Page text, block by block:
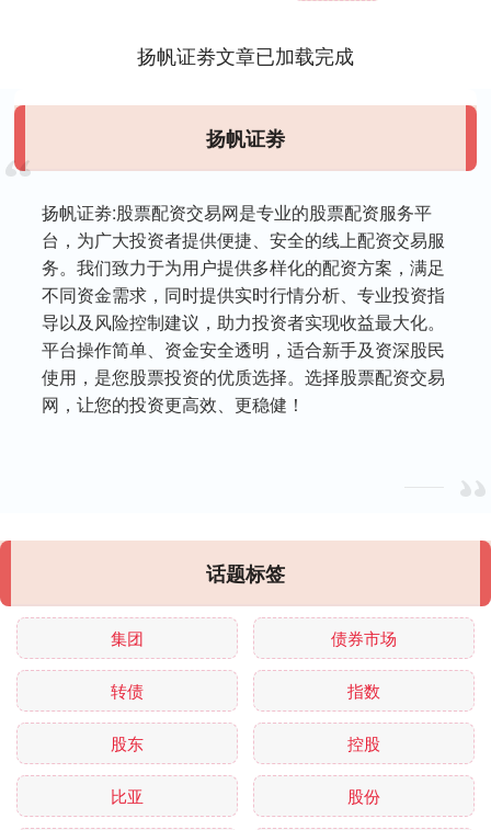
扬帆证劵文章已加载完成
扬帆证劵
扬帆证劵:股票配资交易网是专业的股票配资服务平
台，为广大投资者提供便捷、安全的线上配资交易服
务。我们致力于为用户提供多样化的配资方案，满足
不同资金需求，同时提供实时行情分析、专业投资指
导以及风险控制建议，助力投资者实现收益最大化。
平台操作简单、资金安全透明，适合新手及资深股民
使用，是您股票投资的优质选择。选择股票配资交易
网，让您的投资更高效、更稳健！
话题标签
集团 债券市场
转债 指数
股东 控股
比亚 股份